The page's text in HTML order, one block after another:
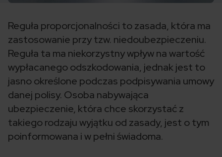
Reguła proporcjonalności to zasada, która ma
zastosowanie przy tzw. niedoubezpieczeniu.
Reguła ta ma niekorzystny wpływ na wartość
wypłacanego odszkodowania, jednak jest to
jasno określone podczas podpisywania umowy
danej polisy. Osoba nabywająca
ubezpieczenie, która chce skorzystać z
takiego rodzaju wyjątku od zasady, jest o tym
poinformowana i w pełni świadoma.